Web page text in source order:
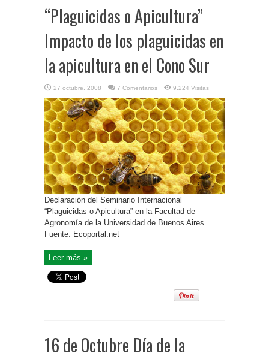
“Plaguicidas o Apicultura”
Impacto de los plaguicidas en
la apicultura en el Cono Sur
27 octubre, 2008 7 Comentarios 9,224 Visitas
Declaración del Seminario Internacional
“Plaguicidas o Apicultura” en la Facultad de
Agronomía de la Universidad de Buenos Aires.
Fuente: Ecoportal.net
Leer más »
16 de Octubre Día de la